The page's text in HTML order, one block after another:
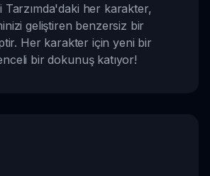
Tarzımda'daki her karakter,
geliştiren benzersiz bir
Her karakter için yeni bir
bir dokunuş katıyor!